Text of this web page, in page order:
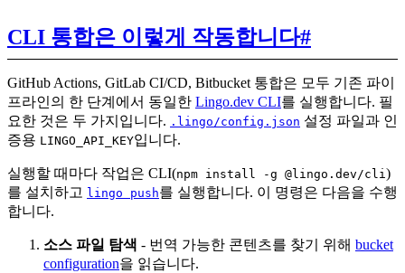
CLI 통합은 이렇게 작동합니다#
GitHub Actions, GitLab CI/CD, Bitbucket 통합은 모두 기존 파이
프라인의 한 단계에서 동일한 Lingo.dev CLI를 실행합니다. 필
요한 것은 두 가지입니다. .lingo/config.json 설정 파일과 인
증용 LINGO_API_KEY입니다.
실행할 때마다 작업은 CLI(npm install -g @lingo.dev/cli)
를 설치하고 lingo push를 실행합니다. 이 명령은 다음을 수행
합니다.
소스 파일 탐색 - 번역 가능한 콘텐츠를 찾기 위해 bucket
configuration을 읽습니다.